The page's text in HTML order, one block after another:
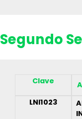
Segundo
Clave
LNI1023